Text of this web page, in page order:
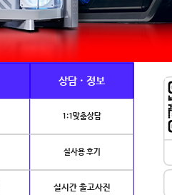
상담 · 정보
1:1맞춤상담
실사용 후기
실시간 출고사진